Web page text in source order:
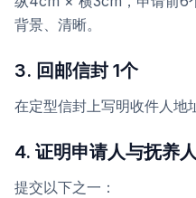
背景、清晰。
3. 回邮信封 1个
在定型信封上写明收件人地
4. 证明申请人与抚养
提交以下之一：